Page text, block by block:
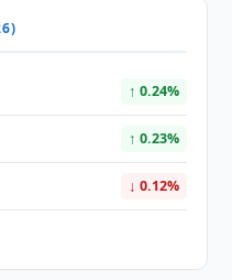
↑ 0.24%
↑ 0.23%
↓ 0.12%